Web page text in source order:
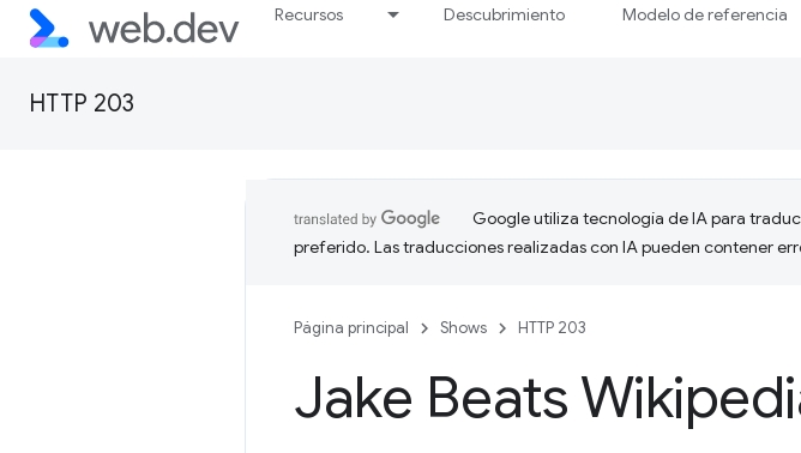
Recursos Descubrimiento Modelo de referencia
HTTP 203
Google utiliza tecnología de IA para
preferido. Las traducciones realizadas con IA pueden contener
Página principal Shows HTTP 203
Jake Beats